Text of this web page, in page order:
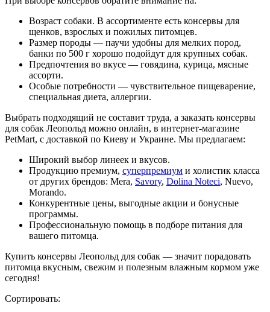
Возраст собаки. В ассортименте есть консервы для
щенков, взрослых и пожилых питомцев.
Размер породы — паучи удобны для мелких пород,
банки по 500 г хорошо подойдут для крупных собак.
Предпочтения во вкусе — говядина, курица, мясные
ассорти.
Особые потребности — чувствительное пищеварение,
специальная диета, аллергии.
Выбрать подходящий не составит труда, а заказать консервы
для собак Леопольд можно онлайн, в интернет-магазине
PetMart, с доставкой по Киеву и Украине. Мы предлагаем:
Широкий выбор линеек и вкусов.
Продукцию премиум, суперпремиум и холистик класса
от других брендов: Mera, Savory, Dolina Noteci, Nuevo,
Morando.
Конкурентные цены, выгодные акции и бонусные
программы.
Профессиональную помощь в подборе питания для
вашего питомца.
Купить консервы Леопольд для собак — значит порадовать
питомца вкусным, свежим и полезным влажным кормом уже
сегодня!
Сортировать: